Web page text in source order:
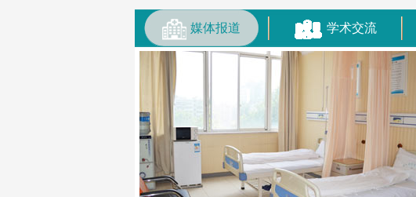
媒体报道 学术交流